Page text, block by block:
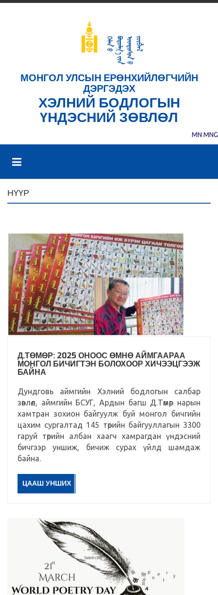
МОНГОЛ УЛСЫН ЕРӨНХИЙЛӨГЧИЙН
ДЭРГЭДЭХ
ХЭЛНИЙ БОДЛОГЫН
ҮНДЭСНИЙ ЗӨВЛӨЛ
MN MNG
НҮҮР
Д.ТӨМӨР: 2025 ОНООС ӨМНӨ АЙМГААРАА
МОНГОЛ БИЧИГТЭН БОЛОХООР ХИЧЭЭЦГЭЭЖ
БАЙНА
Дундговь аймгийн Хэлний бодлогын салбар
зөвлөл, аймгийн БСУГ, Ардын багш Д.Төмөр нарын
хамтран зохион байгуулж буй монгол бичгийн
цахим сургалтад 145 төрийн байгууллагын 3300
гаруй төрийн албан хаагч хамрагдан үндэсний
бичгээр уншиж, бичиж сурах үйлд шамдаж
байна.
ЦААШ УНШИХ